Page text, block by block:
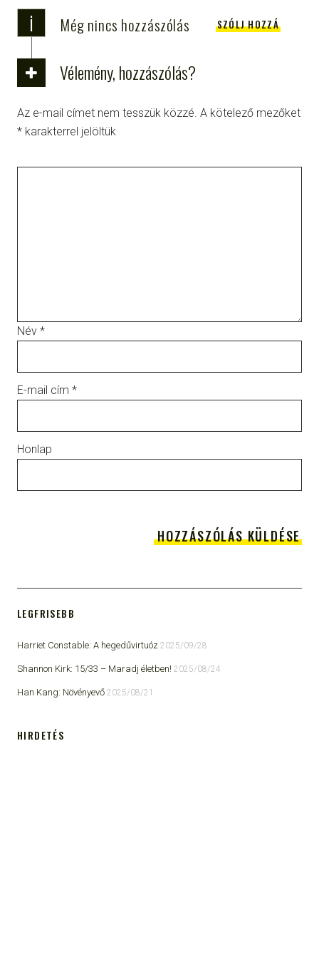
i Még nincs hozzászólás SZÓLJ HOZZÁ
Vélemény, hozzászólás?
Az e-mail címet nem tesszük közzé. A kötelező mezőket
* karakterrel jelöltük
Név *
E-mail cím *
Honlap
LEGFRISEBB
Harriet Constable: A hegedűvirtuóz 2025/09/28
Shannon Kirk: 15/33 ​– Maradj életben! 2025/08/24
Han Kang: Növényevő 2025/08/21
HIRDETÉS